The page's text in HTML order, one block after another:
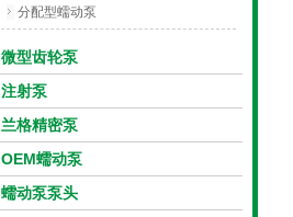
分配型蠕动泵
微型齿轮泵
注射泵
兰格精密泵
OEM蠕动泵
蠕动泵泵头